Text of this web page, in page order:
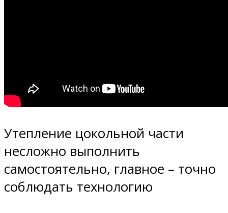
Утепление цокольной части
несложно выполнить
самостоятельно, главное – точно
соблюдать технологию